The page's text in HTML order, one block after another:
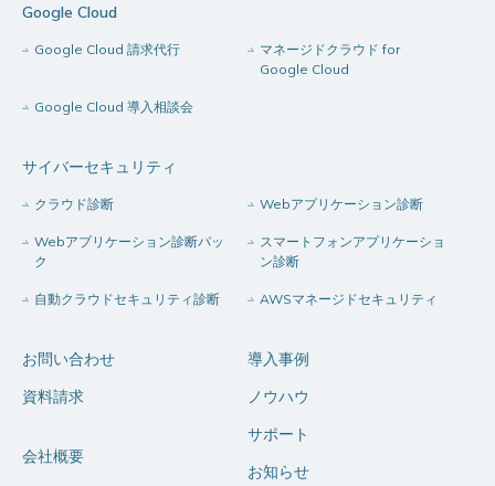
Google Cloud
Google Cloud 請求代行
マネージドクラウド for
Google Cloud
Google Cloud 導入相談会
サイバーセキュリティ
クラウド診断 Webアプリケーション診断
Webアプリケーション診断パッ
ク
スマートフォンアプリケーショ
ン診断
自動クラウドセキュリティ診断 AWSマネージドセキュリティ
お問い合わせ
資料請求
会社概要
導入事例
ノウハウ
サポート
お知らせ